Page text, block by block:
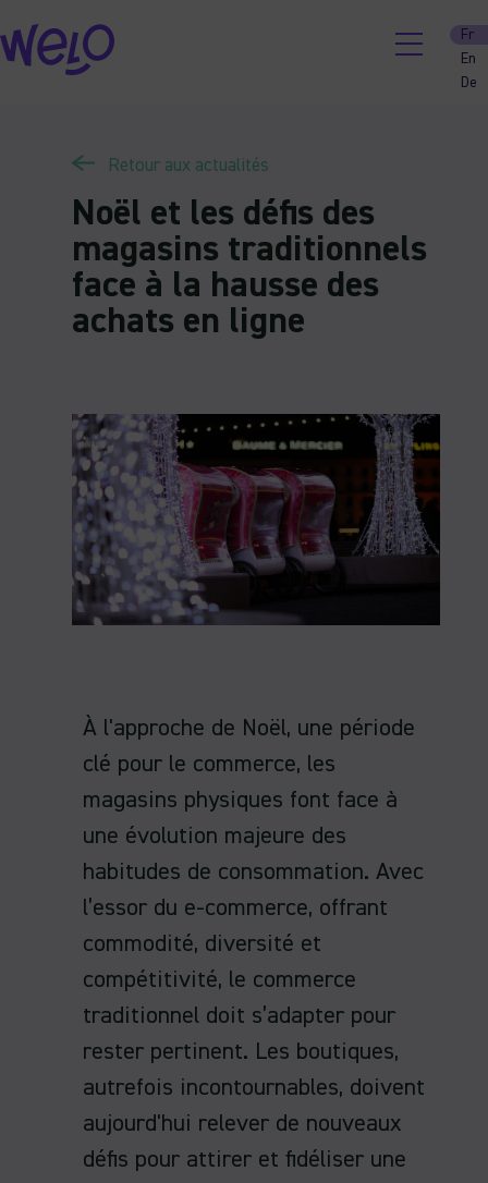
Skip
to
content
Fr
En
De
Retour aux actualités
Noël et les défis des
magasins traditionnels
face à la hausse des
achats en ligne
À l'approche de Noël, une période
clé pour le commerce, les
magasins physiques font face à
une évolution majeure des
habitudes de consommation. Avec
l’essor du e-commerce, offrant
commodité, diversité et
compétitivité, le commerce
traditionnel doit s’adapter pour
rester pertinent. Les boutiques,
autrefois incontournables, doivent
aujourd'hui relever de nouveaux
défis pour attirer et fidéliser une